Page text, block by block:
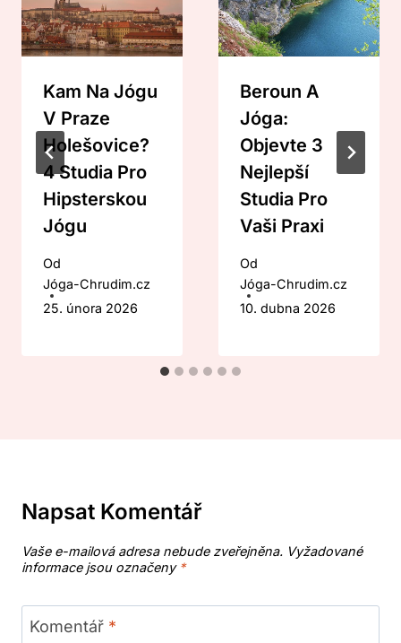
Kam Na Jógu
V Praze
Holešovice?
4 Studia Pro
Hipsterskou
Jógu
Od
Jóga-Chrudim.cz
25. února 2026
Beroun A
Jóga:
Objevte 3
Nejlepší
Studia Pro
Vaši Praxi
Od
Jóga-Chrudim.cz
10. dubna 2026
Napsat Komentář
Vaše e-mailová adresa nebude zveřejněna. Vyžadované
informace jsou označeny *
Komentář *